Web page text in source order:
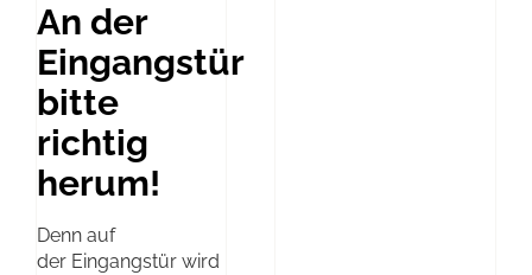
An der
Eingangstür
bitte
richtig
herum!
Denn auf
der Eingangstür wird